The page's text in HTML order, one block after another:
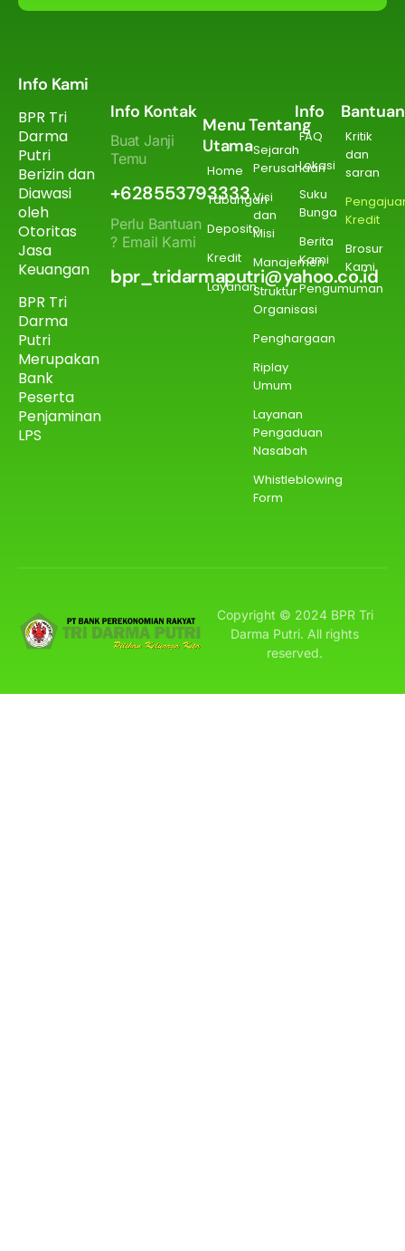
Info Kami
BPR Tri
Darma
Putri
Berizin dan
Diawasi
oleh
Otoritas
Jasa
Keuangan
BPR Tri
Darma
Putri
Merupakan
Bank
Peserta
Penjaminan
LPS
Info Kontak
Buat Janji
Temu
+628553793333
Perlu Bantuan
? Email Kami
bpr_tridarmaputri@yahoo.co.id
Menu
Utama
Home
Tabungan
Deposito
Kredit
Layanan
Tentang
Sejarah
Perusahaan
Visi
dan
Misi
Manajemen
Struktur
Organisasi
Penghargaan
Riplay
Umum
Layanan
Pengaduan
Nasabah
Whistleblowing
Form
Info
FAQ
Lokasi
Suku
Bunga
Berita
Kami
Pengumuman
Bantuan
Kritik
dan
saran
Kredit
Brosur
Kami
Copyright © 2024 BPR Tri
Darma Putri. All rights
reserved.